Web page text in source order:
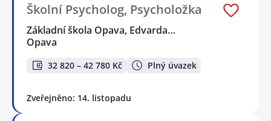
Školní Psycholog, Psycholožka
Základní škola Opava, Edvarda…
Opava
32 820 – 42 780 Kč Plný úvazek
Zveřejněno: 14. listopadu